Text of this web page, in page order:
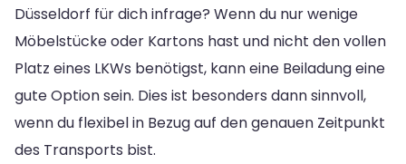
Düsseldorf für dich infrage? Wenn du nur wenige
Möbelstücke oder Kartons hast und nicht den vollen
Platz eines LKWs benötigst, kann eine Beiladung eine
gute Option sein. Dies ist besonders dann sinnvoll,
wenn du flexibel in Bezug auf den genauen Zeitpunkt
des Transports bist.